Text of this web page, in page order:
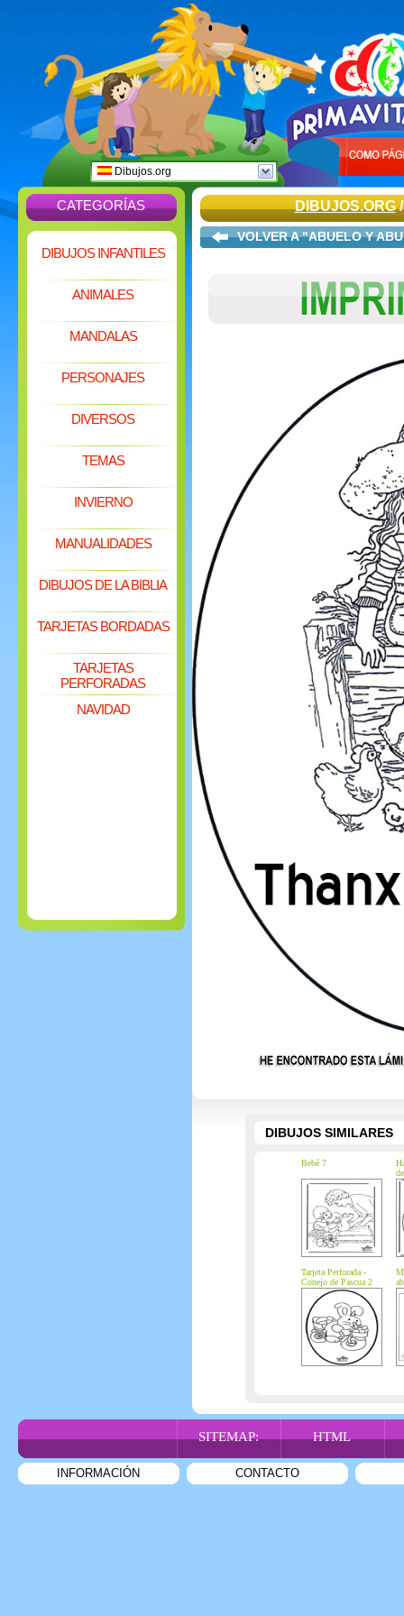
Dibujos.org
CATEGORÍAS
DIBUJOS INFANTILES
ANIMALES
MANDALAS
PERSONAJES
DIVERSOS
TEMAS
INVIERNO
MANUALIDADES
DIBUJOS DE LA BIBLIA
TARJETAS BORDADAS
TARJETAS
PERFORADAS
NAVIDAD
DIBUJOS.ORG
VOLVER A "ABUELO Y
DIBUJOS SIMILARES
Bebé 7
Tarjeta Perforada -
Conejo de Pascua 2
SITEMAP: HTML
INFORMACIÓN CONTACTO